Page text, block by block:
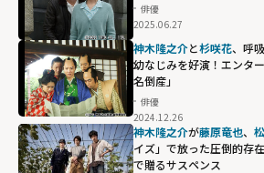
俳優
2025.06.27
神木隆之介と杉咲花、呼
幼なじみを好演！エンタ
名倒産」
俳優
2024.12.26
神木隆之介が藤原竜也、
イズ」で放った圧倒的存
で贈るサスペンス